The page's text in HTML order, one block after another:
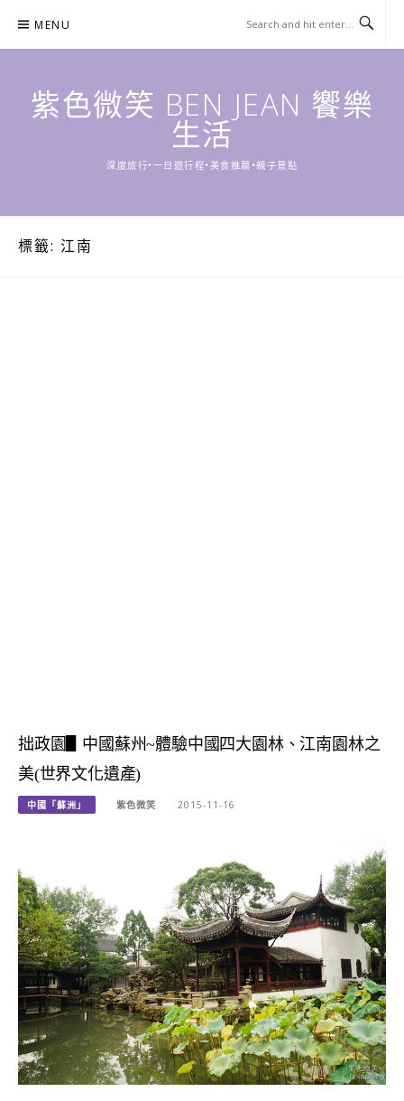
content
MENU
紫色微笑 BEN JEAN 饗樂
生活
深度旅行•一日遊行程•美食推薦•親子景點
標籤: 江南
拙政園▋中國蘇州~體驗中國四大園林、江南園林之
美(世界文化遺產)
中國「蘇洲」 紫色微笑 2015-11-16